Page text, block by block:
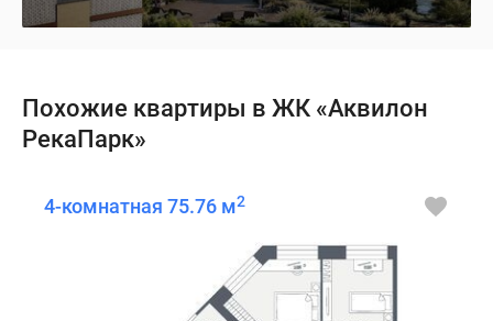
Похожие квартиры в ЖК «Аквилон
РекаПарк»
4-комнатная 75.76 м2